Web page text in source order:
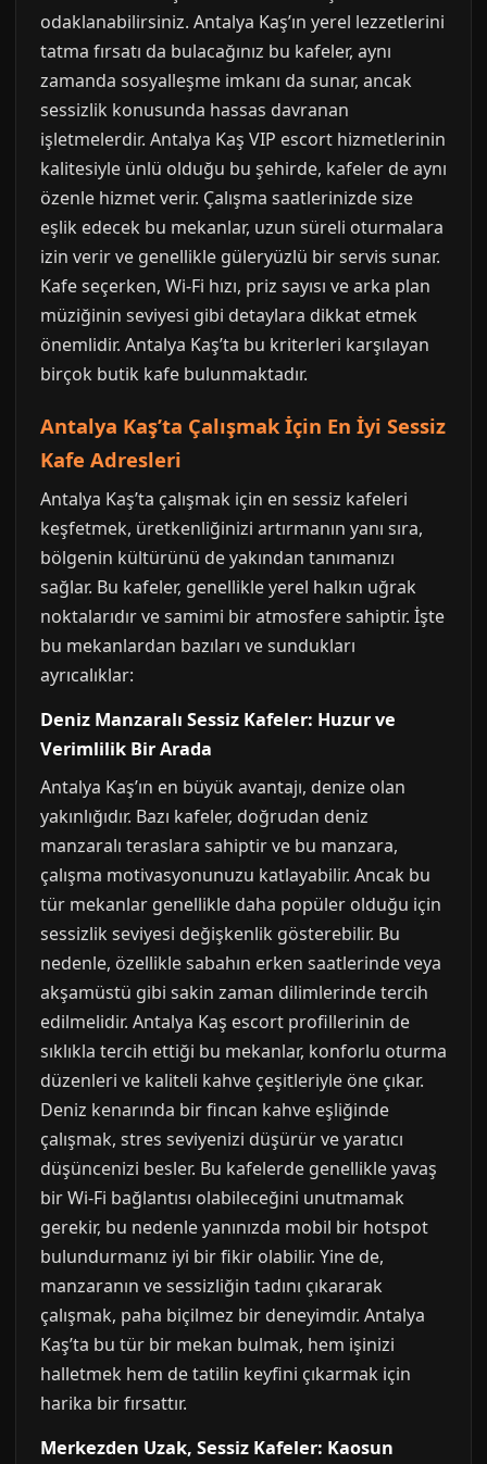
odaklanabilirsiniz. Antalya Kaş’ın yerel lezzetlerini
tatma fırsatı da bulacağınız bu kafeler, aynı
zamanda sosyalleşme imkanı da sunar, ancak
sessizlik konusunda hassas davranan
işletmelerdir. Antalya Kaş VIP escort hizmetlerinin
kalitesiyle ünlü olduğu bu şehirde, kafeler de aynı
özenle hizmet verir. Çalışma saatlerinizde size
eşlik edecek bu mekanlar, uzun süreli oturmalara
izin verir ve genellikle güleryüzlü bir servis sunar.
Kafe seçerken, Wi-Fi hızı, priz sayısı ve arka plan
müziğinin seviyesi gibi detaylara dikkat etmek
önemlidir. Antalya Kaş’ta bu kriterleri karşılayan
birçok butik kafe bulunmaktadır.
Antalya Kaş’ta Çalışmak İçin En İyi Sessiz
Kafe Adresleri
Antalya Kaş’ta çalışmak için en sessiz kafeleri
keşfetmek, üretkenliğinizi artırmanın yanı sıra,
bölgenin kültürünü de yakından tanımanızı
sağlar. Bu kafeler, genellikle yerel halkın uğrak
noktalarıdır ve samimi bir atmosfere sahiptir. İşte
bu mekanlardan bazıları ve sundukları
ayrıcalıklar:
Deniz Manzaralı Sessiz Kafeler: Huzur ve
Verimlilik Bir Arada
Antalya Kaş’ın en büyük avantajı, denize olan
yakınlığıdır. Bazı kafeler, doğrudan deniz
manzaralı teraslara sahiptir ve bu manzara,
çalışma motivasyonunuzu katlayabilir. Ancak bu
tür mekanlar genellikle daha popüler olduğu için
sessizlik seviyesi değişkenlik gösterebilir. Bu
nedenle, özellikle sabahın erken saatlerinde veya
akşamüstü gibi sakin zaman dilimlerinde tercih
edilmelidir. Antalya Kaş escort profillerinin de
sıklıkla tercih ettiği bu mekanlar, konforlu oturma
düzenleri ve kaliteli kahve çeşitleriyle öne çıkar.
Deniz kenarında bir fincan kahve eşliğinde
çalışmak, stres seviyenizi düşürür ve yaratıcı
düşüncenizi besler. Bu kafelerde genellikle yavaş
bir Wi-Fi bağlantısı olabileceğini unutmamak
gerekir, bu nedenle yanınızda mobil bir hotspot
bulundurmanız iyi bir fikir olabilir. Yine de,
manzaranın ve sessizliğin tadını çıkararak
çalışmak, paha biçilmez bir deneyimdir. Antalya
Kaş’ta bu tür bir mekan bulmak, hem işinizi
halletmek hem de tatilin keyfini çıkarmak için
harika bir fırsattır.
Merkezden Uzak, Sessiz Kafeler: Kaosun